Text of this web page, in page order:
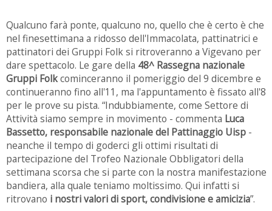
Qualcuno farà ponte, qualcuno no, quello che è certo è che
nel finesettimana a ridosso dell'Immacolata, pattinatrici e
pattinatori dei Gruppi Folk si ritroveranno a Vigevano per
dare spettacolo. Le gare della 48^ Rassegna nazionale
Gruppi Folkcominceranno il pomeriggio del 9 dicembre e
continueranno fino all'11, ma l'appuntamento è fissato all'8
per le prove su pista. “Indubbiamente, come Settore di
Attività siamo sempre in movimento - commenta Luca
Bassetto, responsabile nazionale del Pattinaggio Uisp -
neanche il tempo di goderci gli ottimi risultati di
partecipazione del Trofeo Nazionale Obbligatori della
settimana scorsa che si parte con la nostra manifestazione
bandiera, alla quale teniamo moltissimo. Qui infatti si
ritrovano i nostri valori di sport, condivisione e amicizia”.